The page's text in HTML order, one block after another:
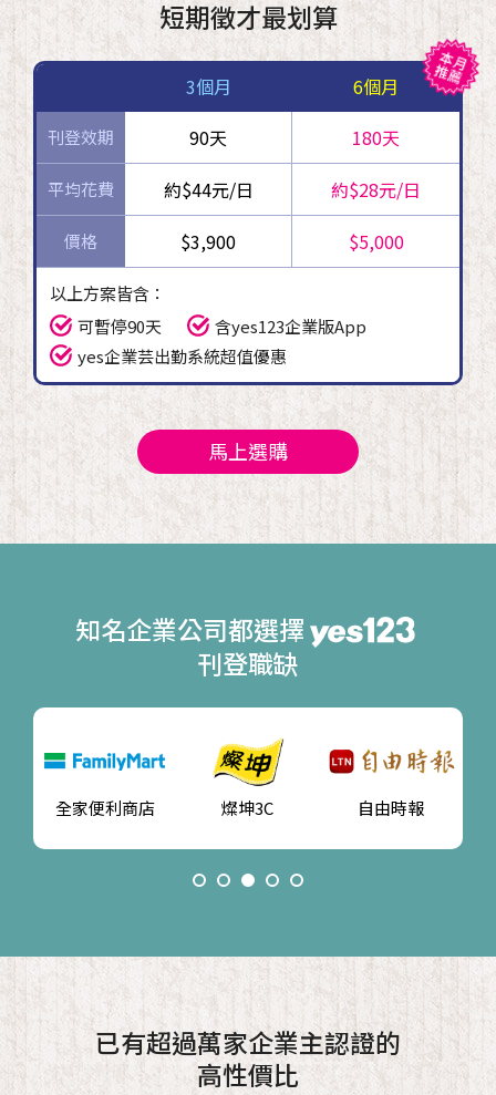
短期徵才最划算
3個月 6個月
刊登效期 90天 180天
平均花費 約$44元/日 約$28元/日
價格 $3,900 $5,000
以上方案皆含：
可暫停90天
含yes123企業版App
yes企業芸出勤系統超值優惠
馬上選購
知名企業公司都選擇
刊登職缺
新竹物流 星展銀行 長庚醫療
已有超過萬家企業主認證的
高性價比